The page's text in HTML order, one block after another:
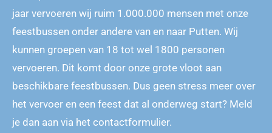
jaar vervoeren wij ruim 1.000.000 mensen met onze
feestbussen onder andere van en naar Putten. Wij
kunnen groepen van 18 tot wel 1800 personen
vervoeren. Dit komt door onze grote vloot aan
beschikbare feestbussen. Dus geen stress meer over
het vervoer en een feest dat al onderweg start? Meld
je dan aan via het contactformulier.